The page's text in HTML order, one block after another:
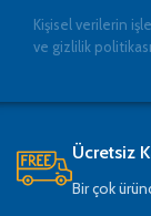
Kişisel verilerin
ve gizlilik
Ücretsiz
Bir çok